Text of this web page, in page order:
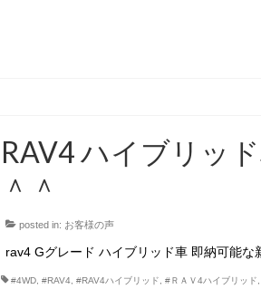
RAV4 ハイブリッ
＾＾
posted in: お客様の声
rav4 Gグレード ハイブリッド車 即納可能
#4WD ,#RAV4 ,#RAV4ハイブリッド ,#ＲＡＶ4ハイブリッド